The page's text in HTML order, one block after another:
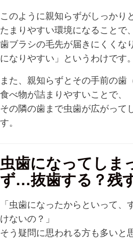
このように親知らずがしっかり
たまりやすい環境になることで、
歯ブラシの毛先が届きにくくな
になりやすい」というわけです。
また、親知らずとその手前の歯
食べ物が詰まりやすいことで、
その隣の歯まで虫歯が広がって
す。
虫歯になってしま
ず…抜歯する？残
「虫歯になったからといって、
けないの？」
そう疑問に思われる方も多いと